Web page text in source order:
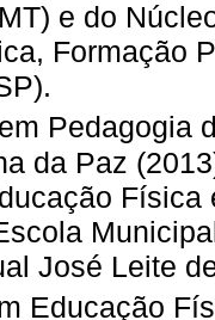
e do
Formação
Pedagogia
da Paz
Física
José Leite
Educação